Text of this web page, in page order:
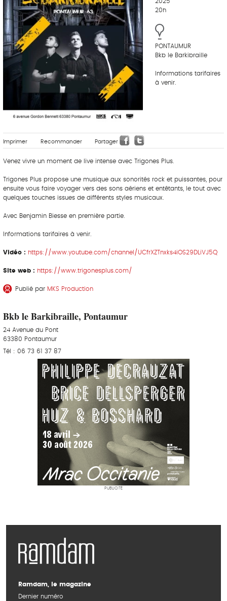
20h
PONTAUMUR
Bkb le Barkibraille
Informations tarifaires
à venir.
Imprimer Recommander Partager
Venez vivre un moment de live intense avec Trigones Plus.
Trigones Plus propose une musique aux sonorités rock et puissantes, pour
ensuite vous faire voyager vers des sons aériens et entêtants, le tout avec
quelques touches issues de différents styles musicaux.
Avec Benjamin Biesse en première partie.
Informations tarifaires à venir.
Vidéo : https://www.youtube.com/channel/UCfrXZTnxks4iOS29DLiVJ5Q
Site web : https://www.trigonesplus.com/
Publié par MKS Production
Bkb le Barkibraille, Pontaumur
24 Avenue du Pont
63380 Pontaumur
Tél : 06 73 61 37 87
PUBLICITÉ
Ramdam, le magazine
Dernier numéro